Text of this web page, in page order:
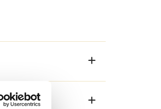
isoleringsevnen
faste partier bevirker